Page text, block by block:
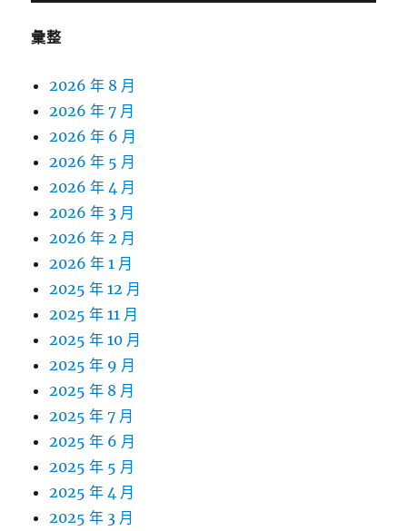
彙整
2026 年 8 月
2026 年 7 月
2026 年 6 月
2026 年 5 月
2026 年 4 月
2026 年 3 月
2026 年 2 月
2026 年 1 月
2025 年 12 月
2025 年 11 月
2025 年 10 月
2025 年 9 月
2025 年 8 月
2025 年 7 月
2025 年 6 月
2025 年 5 月
2025 年 4 月
2025 年 3 月